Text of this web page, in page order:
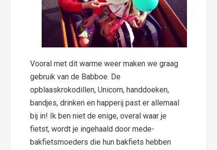
Vooral met dit warme weer maken we graag
gebruik van de Babboe. De
opblaaskrokodillen, Unicorn, handdoeken,
bandjes, drinken en happerij past er allemaal
bij in! Ik ben niet de enige, overal waar je
fietst, wordt je ingehaald door mede-
bakfietsmoeders die hun bakfiets hebben